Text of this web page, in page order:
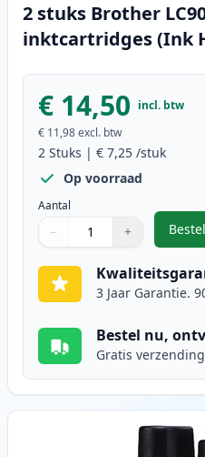
2 stuks Brother
inktcartridges (Ink
€ 14,50 incl. btw
€ 11,98excl. btw
2 Stuks | € 7,25 /stuk
Op voorraad
Aantal
Gebruik de knoppen om
− +
1 ,
3 Jaar Garantie.
Bestel nu,
Gratis